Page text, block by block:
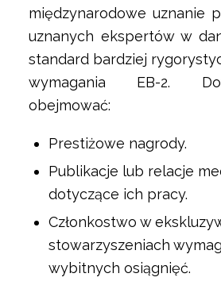
międzynarodowe uznanie
uznanych ekspertów w
standard bardziej
wymagania EB-2.
obejmować:
Prestiżowe nagrody.
Publikacje lub relacje
dotyczące ich pracy.
Członkostwo w
stowarzyszeniach
wybitnych osiągnięć.